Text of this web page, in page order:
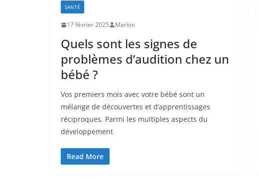
SANTÉ
17 février 2025 Marion
Quels sont les signes de
problèmes d’audition chez un
bébé ?
Vos premiers mois avec votre bébé sont un
mélange de découvertes et d’apprentissages
réciproques. Parmi les multiples aspects du
développement
Read More